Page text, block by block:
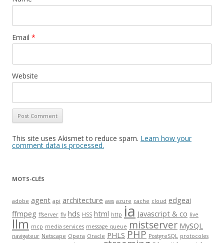
Email *
Website
This site uses Akismet to reduce spam. Learn how your
comment data is processed.
MOTS-CLÉS
adobe agent api architecture aws azure cache cloud edgeai
ffmpeg ffserver flv hds HSS html http ia Javascript & co live
llm mcp media services message queue mistserver MySQL
navigateur Netscape Opera Oracle PHLS PHP PostgreSQL protocoles